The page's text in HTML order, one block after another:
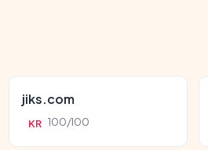
jiks.com
KR 100/100